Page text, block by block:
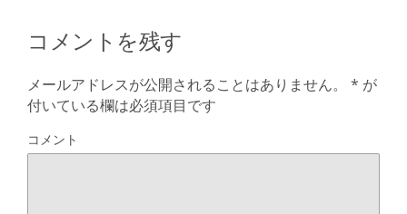
コメントを残す
メールアドレスが公開されることはありません。 * が
付いている欄は必須項目です
コメント